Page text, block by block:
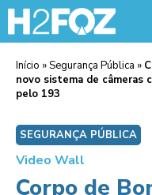
Início »Segurança Pública »
novo sistema de câmeras
pelo 193
SEGURANÇA PÚBLICA
Video Wall
Corpo de